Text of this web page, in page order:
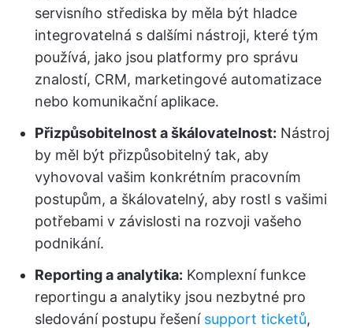
servisního střediska by měla být hladce
integrovatelná s dalšími nástroji, které tým
používá, jako jsou platformy pro správu
znalostí, CRM, marketingové automatizace
nebo komunikační aplikace.
Přizpůsobitelnost a škálovatelnost: Nástroj
by měl být přizpůsobitelný tak, aby
vyhovoval vašim konkrétním pracovním
postupům, a škálovatelný, aby rostl s vašimi
potřebami v závislosti na rozvoji vašeho
podnikání.
Reporting a analytika: Komplexní funkce
reportingu a analytiky jsou nezbytné pro
sledování postupu řešení support ticketů,